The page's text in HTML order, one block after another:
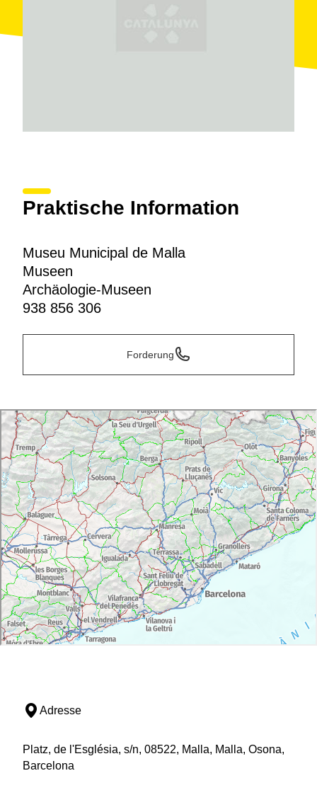
Praktische Information
Museu Municipal de Malla
Museen
Archäologie-Museen
938 856 306
Forderung
Adresse
Platz, de l'Església, s/n, 08522, Malla, Malla, Osona,
Barcelona